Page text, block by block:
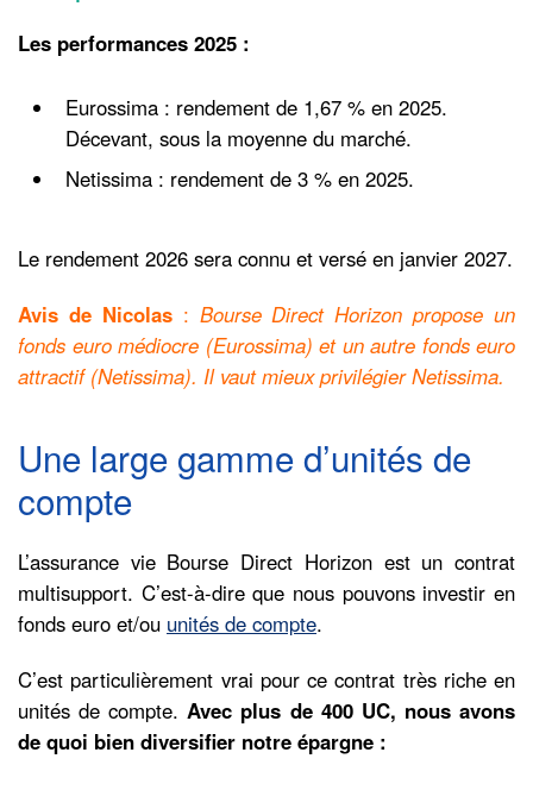
Les performances 2025 :
Eurossima : rendement de 1,67 % en 2025.
Décevant, sous la moyenne du marché.
Netissima : rendement de 3 % en 2025.
Le rendement 2026 sera connu et versé en janvier 2027.
Avis de Nicolas: Bourse Direct Horizon propose un
fonds euro médiocre (Eurossima) et un autre fonds euro
attractif (Netissima). Il vaut mieux privilégier Netissima.
Une large gamme d’unités de
compte
L’assurance vie Bourse Direct Horizon est un contrat
multisupport. C’est-à-dire que nous pouvons investir en
fonds euro et/ou unités de compte.
C’est particulièrement vrai pour ce contrat très riche en
unités de compte.Avec plus de 400 UC, nous avons
de quoi bien diversifier notre épargne :